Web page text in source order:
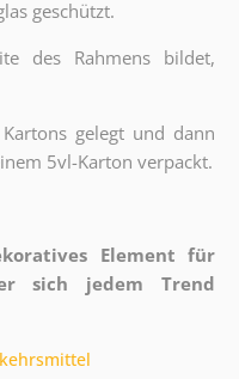
geschützt.
des Rahmens bildet,
gelegt und dann
5vl-Karton verpackt.
Element für
sich jedem Trend